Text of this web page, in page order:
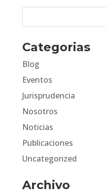
Categorias
Blog
Eventos
Jurisprudencia
Nosotros
Noticias
Publicaciones
Uncategorized
Archivo